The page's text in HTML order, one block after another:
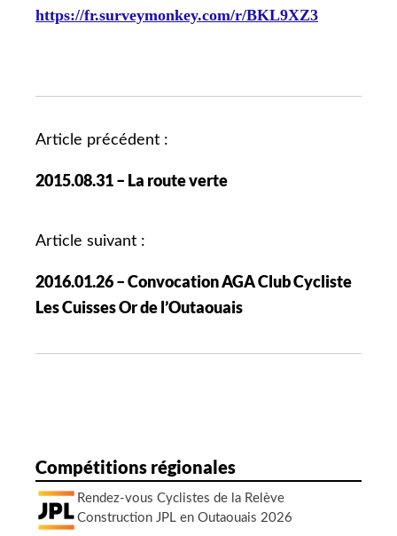
https://fr.surveymonkey.com/r/BKL9XZ3
N
v
g
t
i
n
r
t
i
Article précédent :
2015.08.31 – La route verte
Article suivant :
2016.01.26 – Convocation AGA Club Cycliste
Les Cuisses Or de l’Outaouais
Compétitions régionales
Rendez-vous Cyclistes de la Relève
Construction JPL en Outaouais 2026